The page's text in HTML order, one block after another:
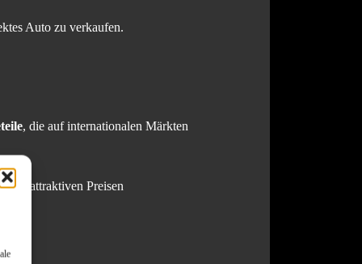
Auto zu verkaufen.
, die auf internationalen Märkten
zu attraktiven Preisen